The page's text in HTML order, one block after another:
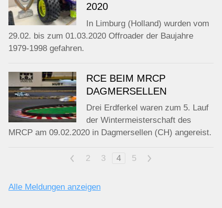
2020
In Limburg (Holland) wurden vom
29.02. bis zum 01.03.2020 Offroader der Baujahre
1979-1998 gefahren.
RCE BEIM MRCP
DAGMERSELLEN
Drei Erdferkel waren zum 5. Lauf
der Wintermeisterschaft des
MRCP am 09.02.2020 in Dagmersellen (CH) angereist.
< 2 3 4 5 >
Alle Meldungen anzeigen